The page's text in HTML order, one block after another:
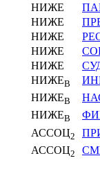
НИЖЕ
НИЖЕ
НИЖЕ
НИЖЕ
НИЖЕ
НИЖЕВ
НИЖЕВ
НИЖЕВ
АССОЦ2
АССОЦ2